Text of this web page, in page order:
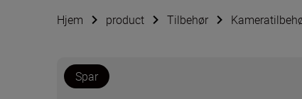
Hjem product Tilbehør
Spar